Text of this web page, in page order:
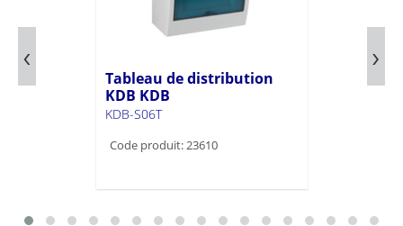
Tableau de distribution
KDB KDB
KDB-S06T
Code produit: 23610